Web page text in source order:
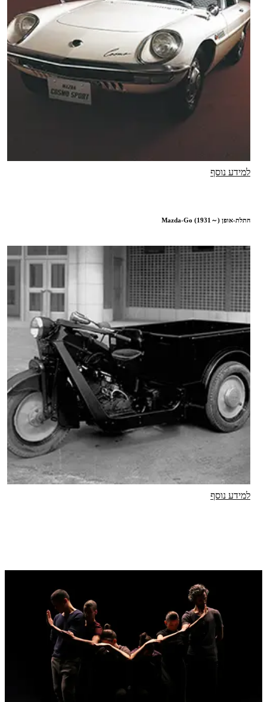
למידע נוסף
התלת-אופן Mazda-Go (1931～)
למידע נוסף